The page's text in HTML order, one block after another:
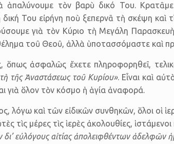
ἁπαλύνουμε τὸν βαρὺ δικό Του.
δική Του εἰρήνη ποὺ ξεπερνᾶ τὴ σκέψη καὶ
γιὰ τὸν Κύριο τὴ Μεγάλη Παρασκευὴ
τοῦ Θεοῦ, ἀλλὰ ὑποτασσόμαστε καὶ
ὅπως ἀσφαλῶς ἔχετε πληροφορηθεῖ,
τῆς Ἀναστάσεως τοῦ Κυρίου». Εἶναι καὶ
γιὰ ὅλον τὸν κόσμο ἡ ἁγία ἀναφορά.
λόγω καὶ τῶν εἰδικῶν συνθηκῶν, ὅλοι οἱ
τὶς μέρες τὶς ἱερὲς ἀκο­λουθίες,
εὐλόγους αἰτίας ἀπολειφθέντων ἀδελφῶν